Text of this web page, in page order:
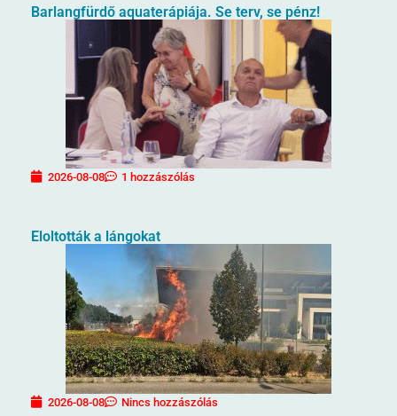
Barlangfürdő aquaterápiája. Se terv, se pénz!
2026-08-08 1 hozzászólás
Eloltották a lángokat
2026-08-08 Nincs hozzászólás